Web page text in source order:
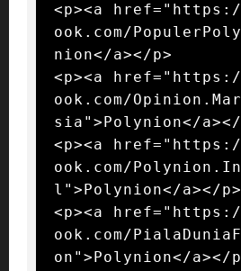
<p><a
ook.com/
nion</a></p>
<p><a
ook.com/
sia">Polynion</a></
<p><a
ook.com/
l">Polynion</a></p>
<p><a
ook.com/
on">Polynion</a></